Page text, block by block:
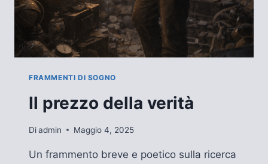
FRAMMENTI DI SOGNO
Il prezzo della verità
Diadmin Maggio 4, 2025
Un frammento breve e poetico sulla ricerca